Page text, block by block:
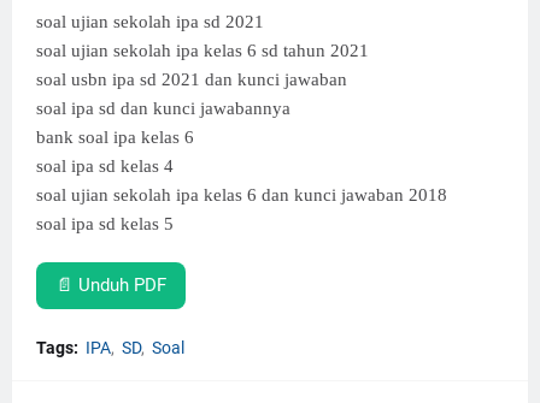
soal ujian sekolah ipa sd 2021
soal ujian sekolah ipa kelas 6 sd tahun 2021
soal usbn ipa sd 2021 dan kunci jawaban
soal ipa sd dan kunci jawabannya
bank soal ipa kelas 6
soal ipa sd kelas 4
soal ujian sekolah ipa kelas 6 dan kunci jawaban 2018
soal ipa sd kelas 5
📄 Unduh PDF
Tags: IPA SD Soal